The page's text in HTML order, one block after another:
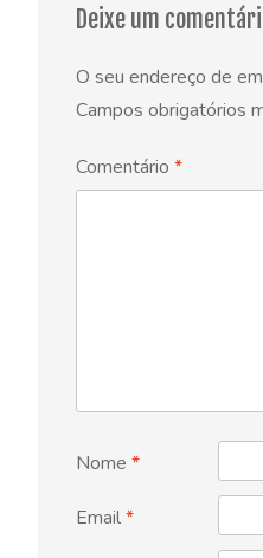
Deixe um
O seu endereço de
Campos obrigatórios
Comentário *
Nome *
Email*